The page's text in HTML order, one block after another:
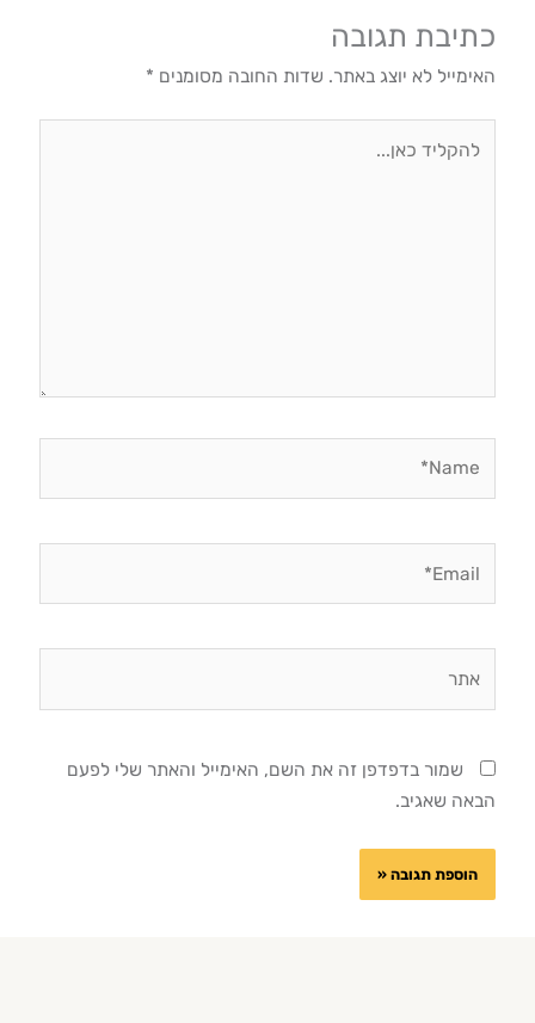
תגובה
לא יוצג באתר. שדות החובה מסומנים*
שמור בדפדפן זה את השם, האימייל והאתר שלי לפעם
שאגיב.